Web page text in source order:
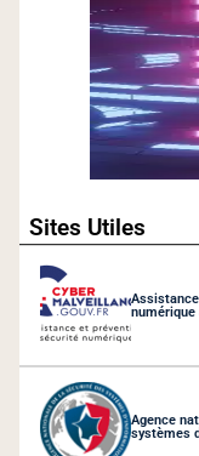
Sites Utiles
Agence
systèmes